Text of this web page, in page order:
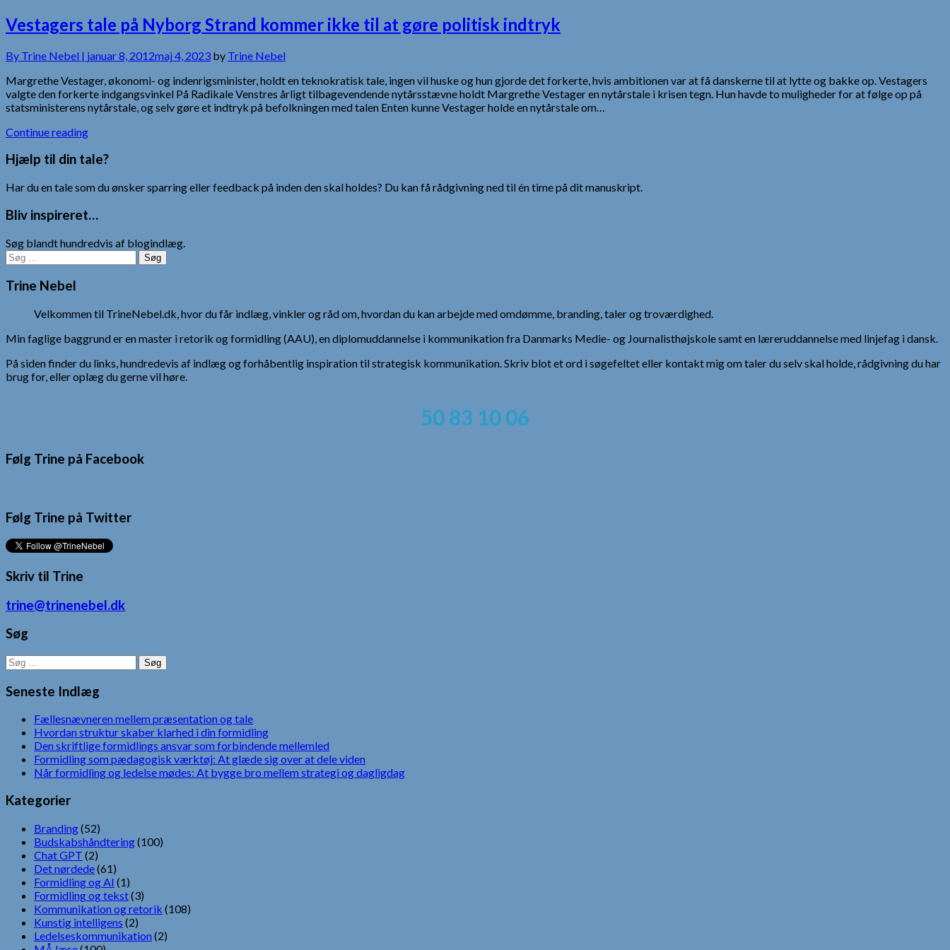
Vestagers tale på Nyborg Strand kommer ikke til at gøre politisk indtryk
By Trine Nebel | januar 8, 2012maj 4, 2023 by Trine Nebel
Margrethe Vestager, økonomi- og indenrigsminister, holdt en teknokratisk tale, ingen vil huske og hun gjorde det forkerte, hvis ambitionen var at få danskerne til at lytte og bakke op. Vestagers
valgte den forkerte indgangsvinkel På Radikale Venstres årligt tilbagevendende nytårsstævne holdt Margrethe Vestager en nytårstale i krisen tegn. Hun havde to muligheder for at følge op på
statsministerens nytårstale, og selv gøre et indtryk på befolkningen med talen Enten kunne Vestager holde en nytårstale om…
Continue reading
Hjælp til din tale?
Har du en tale som du ønsker sparring eller feedback på inden den skal holdes? Du kan få rådgivning ned til én time på dit manuskript.
Bliv inspireret…
Søg blandt hundredvis af blogindlæg.
Søg
efter:
Trine Nebel
Velkommen til TrineNebel.dk, hvor du får indlæg, vinkler og råd om, hvordan du kan arbejde med omdømme, branding, taler og troværdighed.
Min faglige baggrund er en master i retorik og formidling (AAU), en diplomuddannelse i kommunikation fra Danmarks Medie- og Journalisthøjskole samt en læreruddannelse med linjefag i dansk.
På siden finder du links, hundredevis af indlæg og forhåbentlig inspiration til strategisk kommunikation. Skriv blot et ord i søgefeltet eller kontakt mig om taler du selv skal holde, rådgivning du har
brug for, eller oplæg du gerne vil høre.
50 83 10 06
Følg Trine på Facebook
Følg Trine på Twitter
Skriv til Trine
trine@trinenebel.dk
Søg
Søg
efter:
Seneste Indlæg
Fællesnævneren mellem præsentation og tale
Hvordan struktur skaber klarhed i din formidling
Den skriftlige formidlings ansvar som forbindende mellemled
Formidling som pædagogisk værktøj: At glæde sig over at dele viden
Når formidling og ledelse mødes: At bygge bro mellem strategi og dagligdag
Kategorier
Branding(52)
Budskabshåndtering(100)
Chat GPT (2)
Det nørdede(61)
Formidling og AI (1)
Formidling og tekst(3)
Kommunikation og retorik (108)
Kunstig intelligens (2)
Ledelseskommunikation (2)